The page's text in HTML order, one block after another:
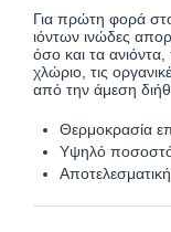
Για πρώτη φορά
ιόντων ινώδες
όσο και τα
χλώριο, τις
από την άμεση
Θερμοκρασία
Υψηλό